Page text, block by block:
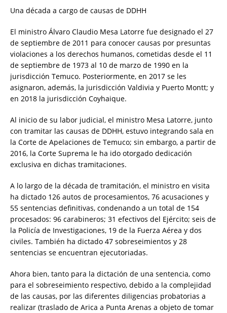
Una década a cargo de causas de DDHH
El ministro Álvaro Claudio Mesa Latorre fue designado el 27
de septiembre de 2011 para conocer causas por presuntas
violaciones a los derechos humanos, cometidas desde el 11
de septiembre de 1973 al 10 de marzo de 1990 en la
jurisdicción Temuco. Posteriormente, en 2017 se les
asignaron, además, la jurisdicción Valdivia y Puerto Montt; y
en 2018 la jurisdicción Coyhaique.
Al inicio de su labor judicial, el ministro Mesa Latorre, junto
con tramitar las causas de DDHH, estuvo integrando sala en
la Corte de Apelaciones de Temuco; sin embargo, a partir de
2016, la Corte Suprema le ha ido otorgado dedicación
exclusiva en dichas tramitaciones.
A lo largo de la década de tramitación, el ministro en visita
ha dictado 126 autos de procesamientos, 76 acusaciones y
55 sentencias definitivas, condenando a un total de 154
procesados: 96 carabineros; 31 efectivos del Ejército; seis de
la Policía de Investigaciones, 19 de la Fuerza Aérea y dos
civiles. También ha dictado 47 sobreseimientos y 28
sentencias se encuentran ejecutoriadas.
Ahora bien, tanto para la dictación de una sentencia, como
para el sobreseimiento respectivo, debido a la complejidad
de las causas, por las diferentes diligencias probatorias a
realizar (traslado de Arica a Punta Arenas a objeto de tomar